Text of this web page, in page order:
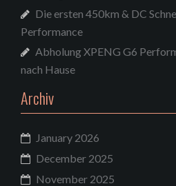
Die ersten 450km & DC
Performance
Abholung XPENG G6
nach Hause
Archiv
January 2026
December 2025
November 2025